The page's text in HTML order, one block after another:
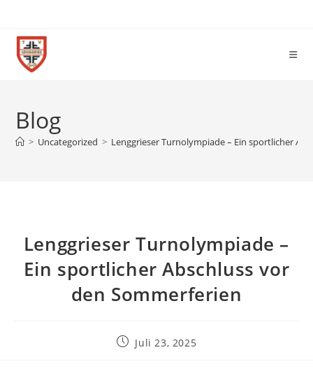
Blog
> Uncategorized > Lenggrieser Turnolympiade – Ein sportlicher
Lenggrieser Turnolympiade –
Ein sportlicher Abschluss vor
den Sommerferien
Juli 23, 2025